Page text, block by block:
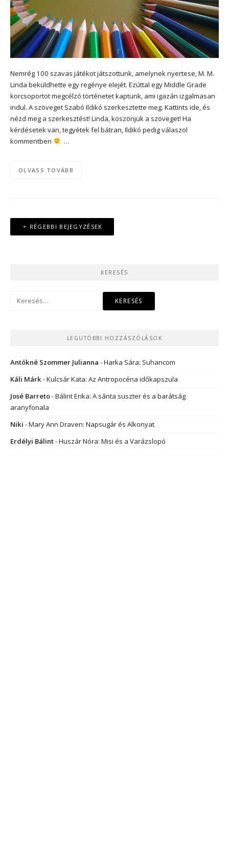
Nemrég 100 szavas játékot játszottunk, amelynek nyertese, M. M.
Linda beküldhette egy regénye elejét. Ezúttal egy Middle Grade
korcsoportot megcélzó történetet kaptunk, ami igazán izgalmasan
indul. A szöveget Szabó Ildikó szerkesztette meg. Kattints ide, és
nézd meg a szerkesztést! Linda, köszönjük a szöveget! Ha
kérdésetek van, tegyétek fel bátran, Ildikó pedig válaszol
kommentben
…
OLVASS TOVÁBB
Bejegyzés
navigáció
RÉGEBBI BEJEGYZÉSEK
KERESÉS
LEGUTÓBBI HOZZÁSZÓLÁSOK
Antókné Szommer Julianna -Harka Sára: Suhancom
Káli Márk-Kulcsár Kata: Az Antropocéna időkapszula
José Barreto-Bálint Erika: A sánta suszter és a barátság
aranyfonala
Niki -Mary Ann Draven: Napsugár és Alkonyat
Erdélyi Bálint-Huszár Nóra: Misi és a Varázslopó